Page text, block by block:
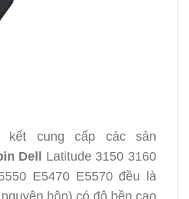
kết cung cấp các sản
Dell Latitude 3150 3160
E5470 E5570 đều là
hộp) có độ bền cao